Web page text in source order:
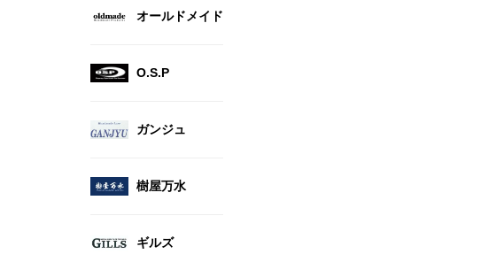
オールドメイド
O.S.P
ガンジュ
樹屋万水
ギルズ